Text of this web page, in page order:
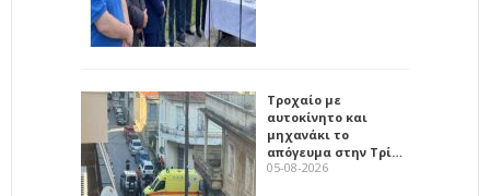
Τροχαίο με
αυτοκίνητο και
μηχανάκι το
απόγευμα στην Τρί…
05-08-2026